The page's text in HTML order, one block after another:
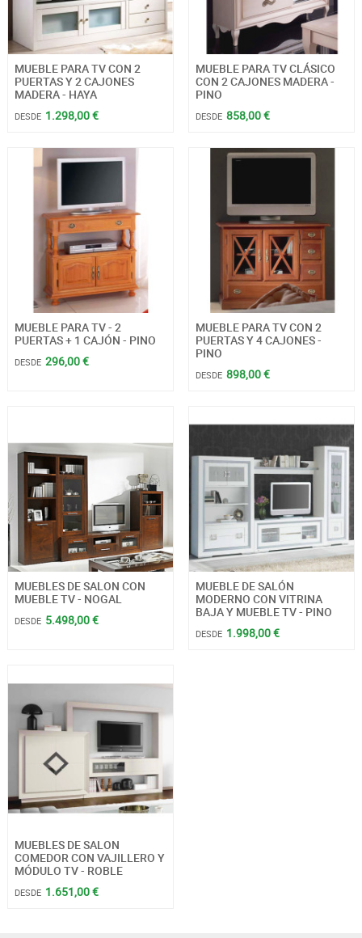
MUEBLE PARA TV CON 2
PUERTAS Y 2 CAJONES
MADERA - HAYA
DESDE 1.298,00 €
MUEBLE PARA TV CLÁSICO
CON 2 CAJONES MADERA -
PINO
DESDE 858,00 €
MUEBLE PARA TV - 2
PUERTAS + 1 CAJÓN - PINO
DESDE 296,00 €
MUEBLE PARA TV CON 2
PUERTAS Y 4 CAJONES -
PINO
DESDE 898,00 €
MUEBLES DE SALON CON
MUEBLE TV - NOGAL
DESDE 5.498,00 €
MUEBLE DE SALÓN
MODERNO CON VITRINA
BAJA Y MUEBLE TV - PINO
DESDE 1.998,00 €
MUEBLES DE SALON
COMEDOR CON VAJILLERO Y
MÓDULO TV - ROBLE
DESDE 1.651,00 €